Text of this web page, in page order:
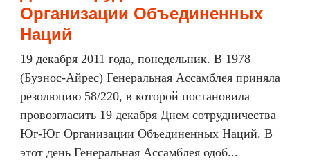
Организации Объединенных
Наций
19 декабря 2011 года, понедельник. В 1978
(Буэнос-Айрес) Генеральная Ассамблея приняла
резолюцию 58/220, в которой постановила
провозгласить 19 декабря Днем сотрудничества
Юг-Юг Организации Объединенных Наций. В
этот день Генеральная Ассамблея одоб...